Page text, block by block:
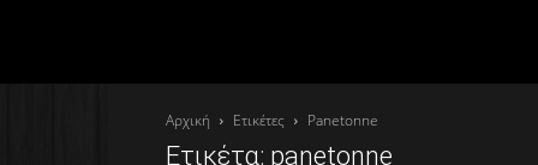
Αρχική Ετικέτες Panetonne
Ετικέτα: panetonne